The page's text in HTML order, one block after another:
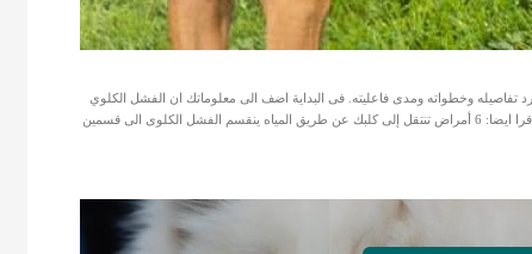
وخطواته ومدى فاعليته. فى البداية اضف الى معلوماتك ان الفشل الكلوي
يحدث عندما تصبح الكلية غير قادرة على تصفية السموم بشكل طبيعي. اقرا ايضا: 6 أمراض تنتقل إلى كلبك عن طريق المياه ينقسم الفشل الكلوى الى قسمين